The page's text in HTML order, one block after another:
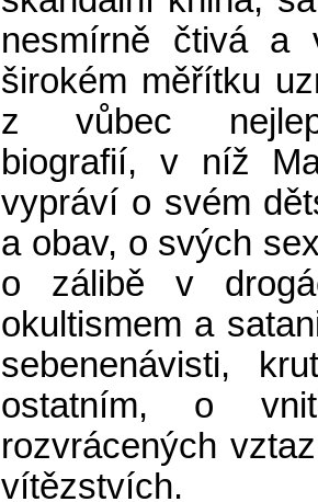
nesmírně čtivá a
širokém měřítku
z vůbec
biografií, v níž
vypráví o svém
a obav, o svých
o zálibě v
okultismem a
sebenenávisti,
ostatním, o
rozvrácených
vítězstvích.